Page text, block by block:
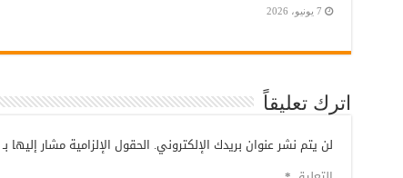
7 يونيو، 2026
اترك تعليقاً
لن يتم نشر عنوان بريدك الإلكتروني. الحقول الإلزامية مشار إليها